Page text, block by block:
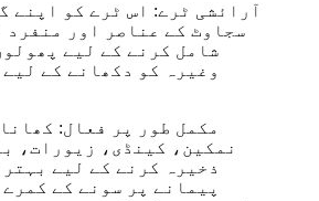
سجاوٹ کے عناصر اور منفرد
شامل کرنے کے لیے
وغیرہ کو دکھانے کے
نمکین، کینڈی، زیورات،
ذخیرہ کرنے کے لیے
پیمانے پر سونے کے